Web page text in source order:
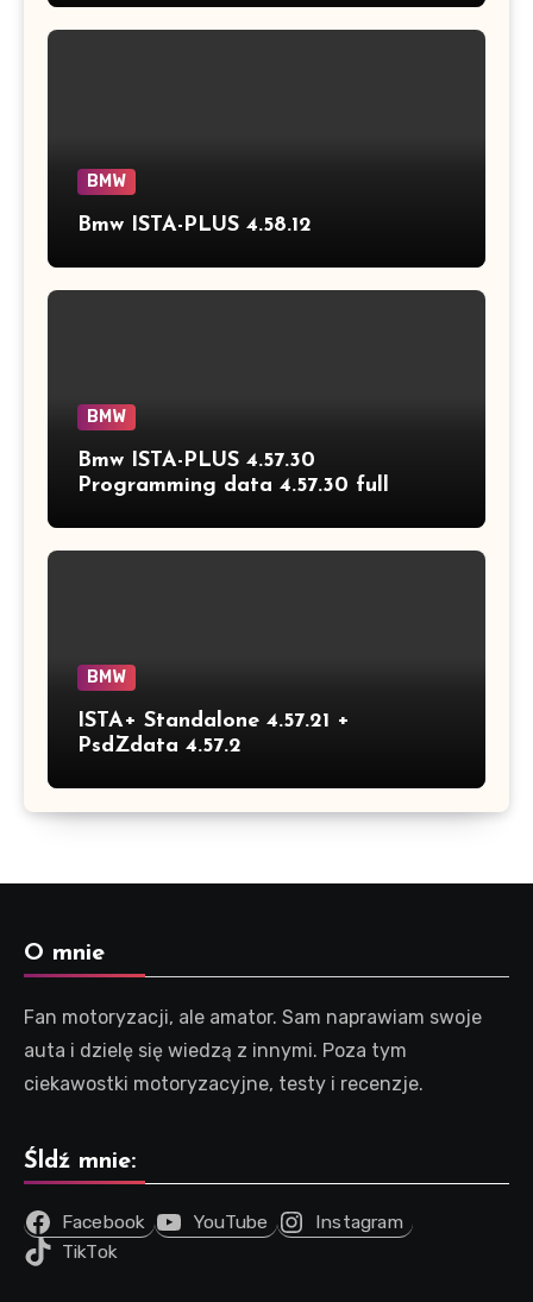
BMW
Bmw ISTA-PLUS 4.58.12
BMW
Bmw ISTA-PLUS 4.57.30
Programming data 4.57.30 full
BMW
ISTA+ Standalone 4.57.21 +
PsdZdata 4.57.2
O mnie
Fan motoryzacji, ale amator. Sam naprawiam swoje
auta i dzielę się wiedzą z innymi. Poza tym
ciekawostki motoryzacyjne, testy i recenzje.
Śldź mnie:
Facebook YouTube
Instagram
TikTok